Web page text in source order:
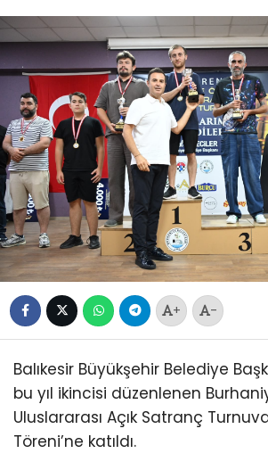
+ -
Balıkesir Büyükşehir Belediye
bu yıl ikincisi düzenlenen
Uluslararası Açık Satranç
Töreni’ne katıldı.